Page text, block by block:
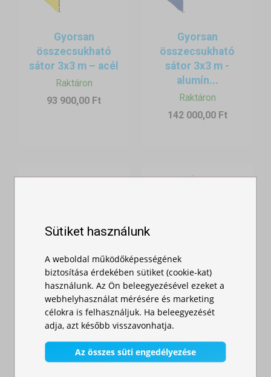
Gyorsan
összecsukható
sátor 3x3 m – acél
Raktáron
93 900,00 Ft
Gyorsan
összecsukható
sátor 3x3 m -
alumín...
Raktáron
142 000,00 Ft
Gyorsan
összecsukható
sátor 3x3 m -
hexago...
Raktáron
291 000,00 Ft
Gyorsan
összecsukható
sátor 3x3m – profi
Raktáron
389 900,00 Ft
Sütiket használunk
A weboldal működőképességének
biztosítása érdekében sütiket (cookie-kat)
használunk. Az Ön beleegyezésével ezeket a
webhelyhasználat mérésére és marketing
célokra is felhasználjuk. Ha beleegyezését
adja, azt később visszavonhatja.
Az összes süti engedélyezése